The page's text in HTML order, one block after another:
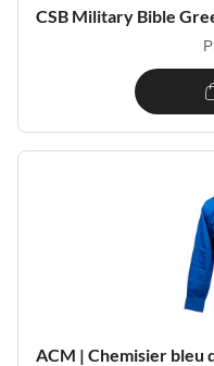
CSB Military Bible
ACM | Chemisier bleu